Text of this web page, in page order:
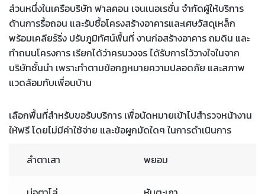
ส่วนหนึ่งในเครือบริษัท ฟาลคอน เจนเนอเรชั่น จำกัดผู้ให้บริการ
ด้านการรื้อถอน และรับซื้อโครงสร้างอาคารและเศษวัสดุเหล็ก
พร้อมเคลียร์ริ่ง ปรับภูมิทัศน์พื้นที่ งานก่อสร้างอาคาร ถมดิน และ
ทำถนนโครงการ เรียกได้ว่าครบวงจร ได้รับการไว้วางใจในจาก
บริษัทชั้นนำ เพราะทำตามข้อกฏหมายความปลอดภัย และสภาพ
แวดล้อมกับเพื่อนบ้าน
เลือกพื้นที่สำหรับขอรับบริการ เพื่อนัดหมายเข้าไปสำรวจหน้างาน
ให้ฟรี โดยไม่มีค่าใช้จ่าย และข้อผูกมัดใดๆ ในการดำเนินการ
ลำตาเสา พยอม